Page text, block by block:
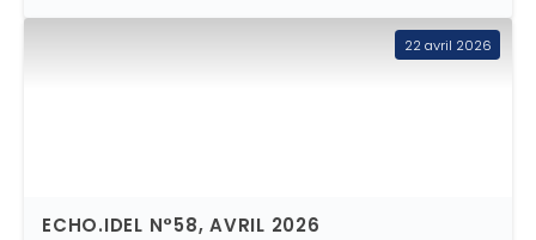
22 avril 2026
ECHO.IDEL N°58, AVRIL 2026